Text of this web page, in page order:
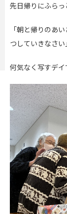
先日帰りにふら
「朝と帰りのあ
つしていきなさい
何気なく写すデイ